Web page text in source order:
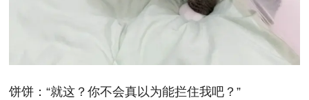
饼饼：“就这？你不会真以为能拦住我吧？”